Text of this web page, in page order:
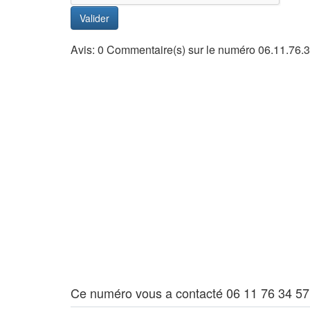
Valider
Avis: 0 Commentaire(s) sur le numéro
Ce numéro vous a contacté 06 11 76 34 57